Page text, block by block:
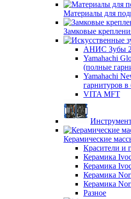
Материалы для
Замковые
АНИС Зубы
Yamahachi
(полные
Yamahachi
гарнитуров в
VITA MFT
Керамические
Красители и
Керамика
Керамика
Керамика
Керамика
Разное